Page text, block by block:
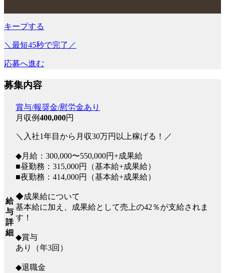
キープする
＼最短45秒で完了／
応募へ進む
募集内容
給
与
詳
細
賞与/報奨金/慰労金あり
月収例400,000円
＼入社1年目から月収30万円以上稼げる！／
◆月給：300,000〜550,000円+成果給
■昼勤務：315,000円（基本給+成果給）
■夜勤務：414,000円（基本給+成果給）
◆成果給について
基本給に加え、成果給として売上の42％が支給されま
す！
◆賞与
あり（年3回）
◆退職金